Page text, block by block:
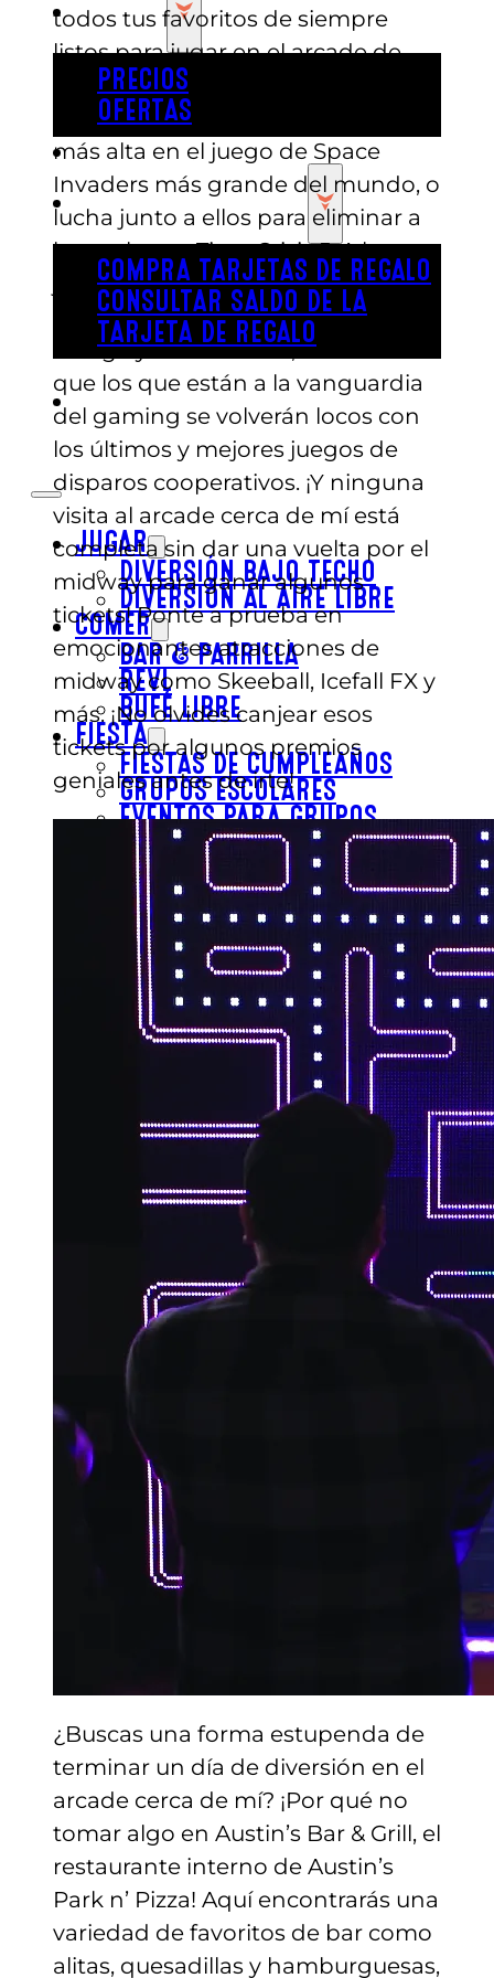
PRECIOS
PRECIOS
OFERTAS
COMPRAR ENTRADAS
TARJETAS DE REGALO
COMPRA TARJETAS DE REGALO
CONSULTAR SALDO DE LA
TARJETA DE REGALO
JUGAR
DIVERSIÓN BAJO TECHO
DIVERSIÓN AL AIRE LIBRE
COMER
BAR & PARRILLA
REVL
BUFÉ LIBRE
FIESTA
FIESTAS DE CUMPLEAÑOS
GRUPOS ESCOLARES
EVENTOS PARA GRUPOS
EVENTOS CORPORATIVOS
PRECIOS
PRECIOS
OFERTAS
COMPRAR ENTRADAS
TARJETAS DE REGALO
COMPRA TARJETAS DE REGALO
CONSULTAR SALDO DE LA
TARJETA DE REGALO
ENGLISH
todos tus favoritos de siempre
listos para jugar en el arcade de
Austin’s Park n’ Pizza. Desafía a tus
amigos a superar tu puntuación
más alta en el juego de Space
Invaders más grande del mundo, o
lucha junto a ellos para eliminar a
los malos en Time Crisis 5. A los
jugadores de la vieja escuela les
encantarán nuestros juegos
Galaga y Ms. Pac Man, mientras
que los que están a la vanguardia
del gaming se volverán locos con
los últimos y mejores juegos de
disparos cooperativos. ¡Y ninguna
visita al arcade cerca de mí está
completa sin dar una vuelta por el
midway para ganar algunos
tickets! Ponte a prueba en
emocionantes atracciones de
midway como Skeeball, Icefall FX y
más. ¡No olvides canjear esos
tickets por algunos premios
geniales antes de irte!
¿Buscas una forma estupenda de
terminar un día de diversión en el
arcade cerca de mí? ¡Por qué no
tomar algo en Austin’s Bar & Grill, el
restaurante interno de Austin’s
Park n’ Pizza! Aquí encontrarás una
variedad de favoritos de bar como
alitas, quesadillas y hamburguesas,